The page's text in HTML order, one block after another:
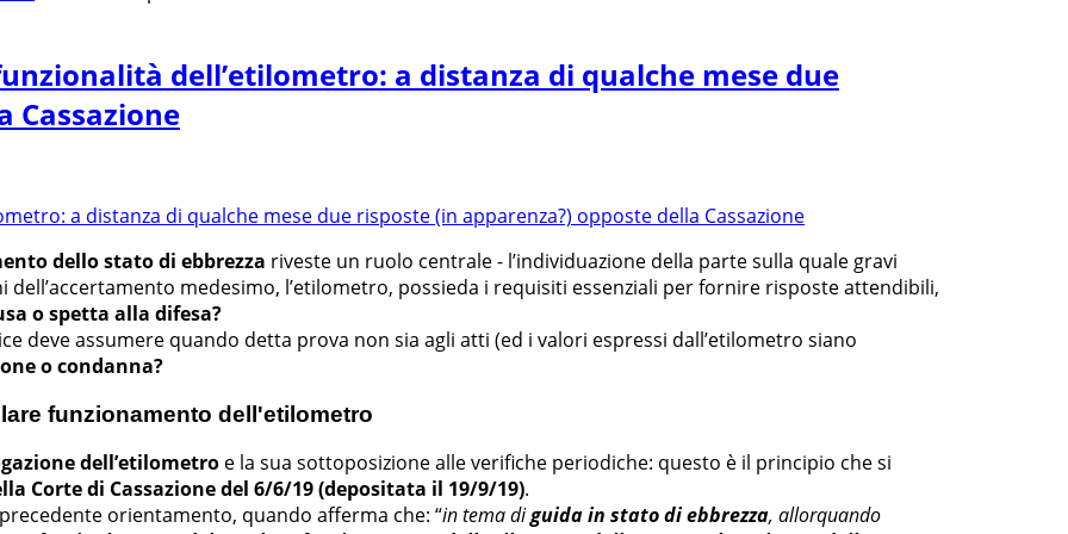
dell’etilometro: a distanza di qualche mese due
Cassazione
dello stato di ebbrezza riveste un ruolo centrale - l’individuazione della parte sulla quale gravi
medesimo, l’etilometro, possieda i requisiti essenziali per fornire risposte attendibili,
o spetta alla difesa?
deve assumere quando detta prova non sia agli atti (ed i valori espressi dall’etilometro siano
o condanna?
funzionamento dell'etilometro
dell’etilometro e la sua sottoposizione alle verifiche periodiche: questo è il principio che si
Corte di Cassazione del 6/6/19 (depositata il 19/9/19).
orientamento, quando afferma che: “in tema diguida in stato di ebbrezza, allorquando